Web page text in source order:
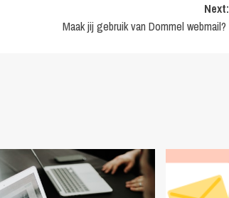
Next:
Maak jij gebruik van Dommel webmail?